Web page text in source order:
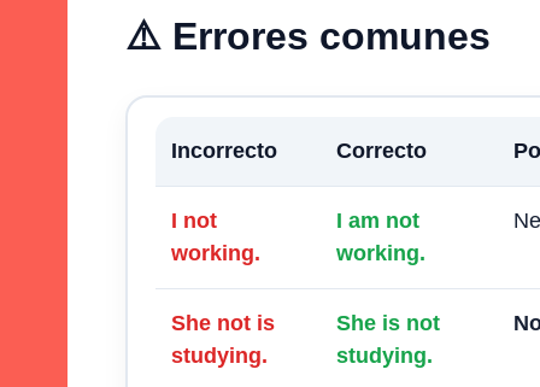
⚠️ Errores comunes
Incorrecto Correcto
I not
working.
I am not
working.
She not is
studying.
She is not
studying.